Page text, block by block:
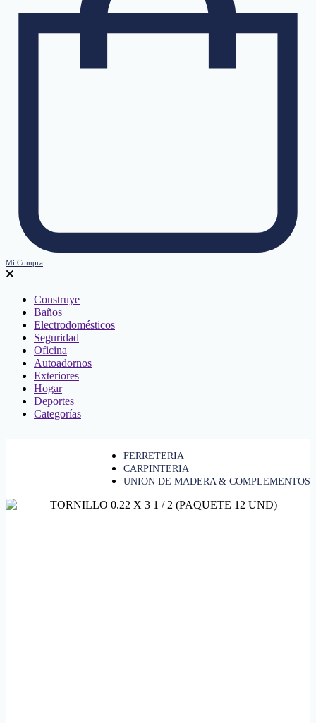
Mi Compra
Construye
Baños
Electrodomésticos
Seguridad
Oficina
Autoadornos
Exteriores
Hogar
Deportes
Categorías
FERRETERIA
CARPINTERIA
UNION DE MADERA & COMPLEMENTOS